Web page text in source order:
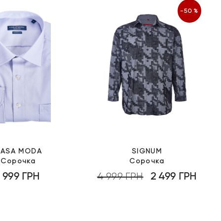
MODA
Сорочка
999 ГРН
-50%
SIGNUM
Сорочка
4 999ГРН
Оригінальна
2 499 ГРН